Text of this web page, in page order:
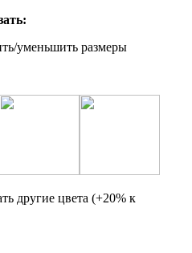
уменьшить размеры
другие цвета (+20% к